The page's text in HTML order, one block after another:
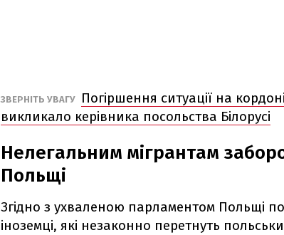
ЗВЕРНІТЬ УВАГУ
Погіршення ситуації на
викликало керівника посольства Білорусі
Нелегальним мігрантам
Польщі
Згідно з ухваленою парламентом Польщі
іноземці, які незаконно перетнуть